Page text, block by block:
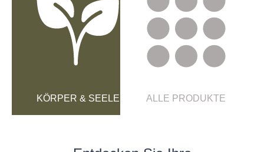
KÖRPER & SEELE ALLE PRODUKTE